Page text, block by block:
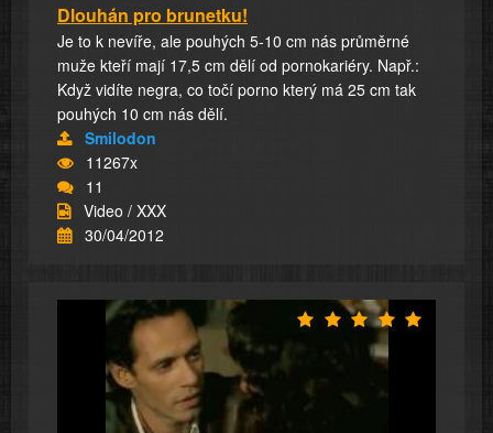
Dlouhán pro brunetku!
Je to k nevíře, ale pouhých 5-10 cm nás průměrné
muže kteří mají 17,5 cm dělí od pornokariéry. Např.:
Když vidíte negra, co točí porno který má 25 cm tak
pouhých 10 cm nás dělí.
Smilodon
11267x
11
Video / XXX
30/04/2012